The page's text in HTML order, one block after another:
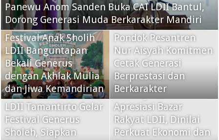
Panewu Anom Sanden Buka CAI LDII Bantul,
Dorong Generasi Muda Berkarakter Mandiri
Festival Anak Sholih
LDII Banguntapan
Bekali Generus
dengan Akhlak Mulia
dan Jiwa Kemandirian
Sambut Santri Baru,
Pondok Pesantren
Nur Aisyah Komitmen
Cetak Generasi
Berprestasi dan
Berkarakter
LDII Tamantirto Gelar
Festival Generus
Sholeh, Siapkan
Panewu Banguntapan
dan Sejumlah Tokoh
Apresiasi Bazar
Rakyat LDII, Dinilai
Perkuat Ekonomi dan